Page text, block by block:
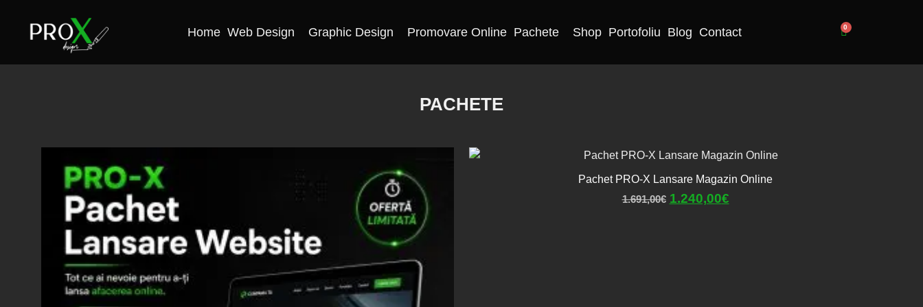
Home Web Design Graphic Design Promovare Online Pachete Shop Portofoliu Blog Contact 0
PACHETE
Pachet PRO-X Lansare Magazin Online
1.691,00€ 1.240,00€